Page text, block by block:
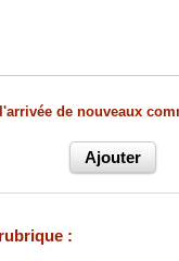
de nouveaux
: